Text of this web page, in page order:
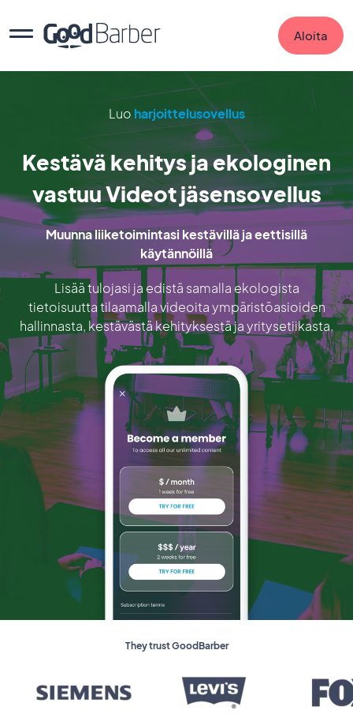
Aloita
Luo harjoittelusovellus
Kestävä kehitys ja ekologinen
vastuu Videot jäsensovellus
Muunna liiketoimintasi kestävillä ja eettisillä
käytännöillä
Lisää tulojasi ja edistä samalla ekologista
tietoisuutta tilaamalla videoita ympäristöasioiden
hallinnasta, kestävästä kehityksestä ja yritysetiikasta.
They trust GoodBarber